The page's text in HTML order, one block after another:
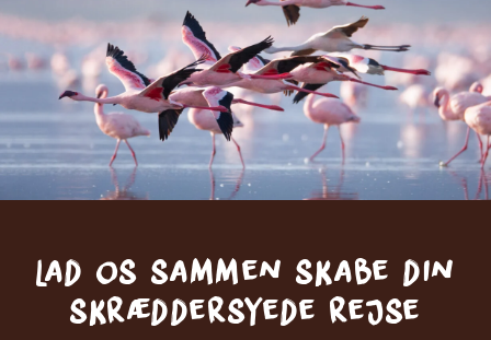
Lad os sammen skabe din
skræddersyede rejse